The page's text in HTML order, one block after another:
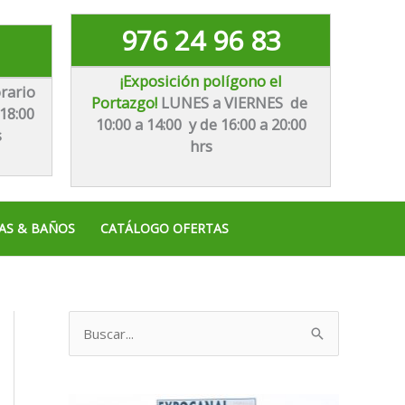
976 24 96 83
¡Exposición polígono el
Portazgo! LUNES a VIERNES de
10:00 a 14:00 y de 16:00 a 20:00
hrs
& BAÑOS CATÁLOGO OFERTAS
u